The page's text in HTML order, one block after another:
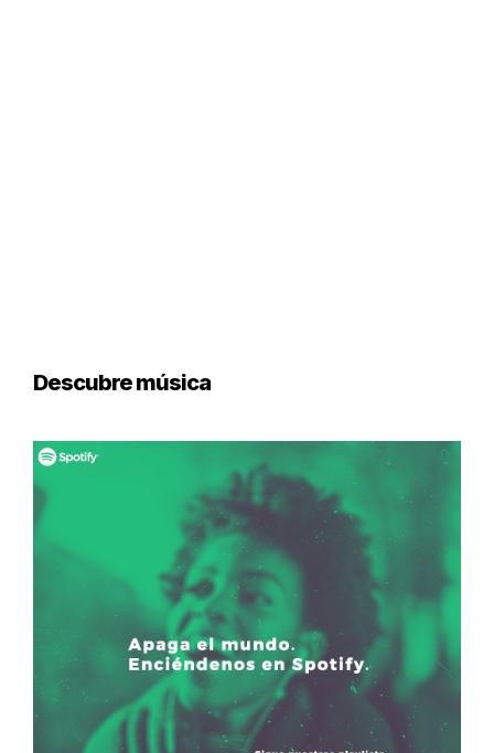
Descubre música